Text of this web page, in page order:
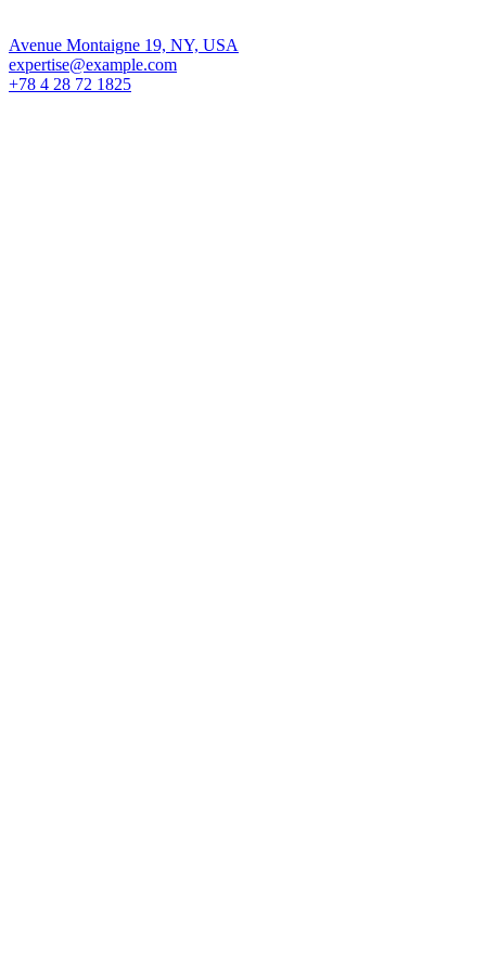
Avenue Montaigne 19, NY, USA
expertise@example.com
+78 4 28 72 1825